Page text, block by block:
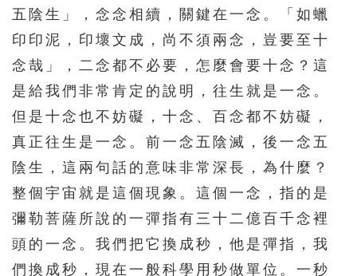
556 557 558 559 560
561 562 563 564 565
566 567 568 569 570
571 572 573 574 575
582 583 584 585
586 587 588 589 590
591 592 593 594 595
596 597 598 599 600
五陰生」，念念相續，關鍵在一念。「如蠟
印印泥，印壞文成，尚不須兩念，豈要至十
念哉」，二念都不必要，怎麼會要十念？這
是給我們非常肯定的說明，往生就是一念。
但是十念也不妨礙，十念、百念都不妨礙，
真正往生是一念。前一念五陰滅，後一念五
陰生，這兩句話的意味非常深長，為什麼？
整個宇宙就是這個現象。這個一念，指的是
彌勒菩薩所說的一彈指有三十二億百千念裡
頭的一念。我們把它換成秒，他是彈指，我
們換成秒，現在一般科學用秒做單位。一秒